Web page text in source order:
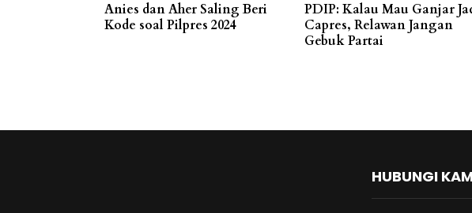
Anies dan Aher Saling Beri
Kode soal Pilpres 2024
PDIP: Kalau Mau Ganjar
Capres, Relawan Jangan
Gebuk Partai
HUBUNGI